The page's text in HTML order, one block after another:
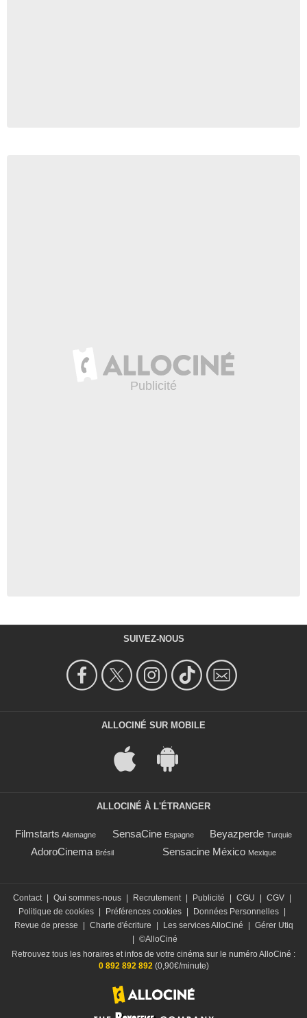
SUIVEZ-NOUS
ALLOCINÉ SUR MOBILE
ALLOCINÉ À L'ÉTRANGER
Filmstarts Allemagne SensaCine Espagne Beyazperde Turquie
AdoroCinema Brésil Sensacine México Mexique
Contact Qui sommes-nous Recrutement Publicité CGU CGV
Politique de cookies
Préférences cookies Données Personnelles
Revue de presse
Charte d'écriture Les services AlloCiné
Gérer Utiq
©AlloCiné
Retrouvez tous les horaires et infos de votre cinéma sur le numéro AlloCiné :
0 892 892 892(0,90€/minute)